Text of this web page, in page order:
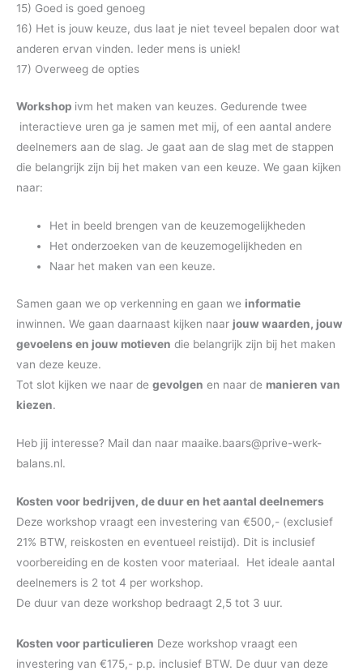
15) Goed is goed genoeg
16) Het is jouw keuze, dus laat je niet teveel bepalen door wat
anderen ervan vinden. Ieder mens is uniek!
17) Overweeg de opties
Workshop ivm het maken van keuzes. Gedurende twee
interactieve uren ga je samen met mij, of een aantal andere
deelnemers aan de slag. Je gaat aan de slag met de stappen
die belangrijk zijn bij het maken van een keuze. We gaan kijken
naar:
Het in beeld brengen van de keuzemogelijkheden
Het onderzoeken van de keuzemogelijkheden en
Naar het maken van een keuze.
Samen gaan we op verkenning en gaan we informatie
inwinnen. We gaan daarnaast kijken naar jouw waarden, jouw
gevoelens en jouw motieven die belangrijk zijn bij het maken
van deze keuze.
Tot slot kijken we naar de gevolgen en naar de manieren van
kiezen.
Heb jij interesse? Mail dan naar maaike.baars@prive-werk-
balans.nl.
Kosten voor bedrijven, de duur en het aantal deelnemers
Deze workshop vraagt een investering van €500,- (exclusief
21% BTW, reiskosten en eventueel reistijd). Dit is inclusief
voorbereiding en de kosten voor materiaal. Het ideale aantal
deelnemers is 2 tot 4 per workshop.
De duur van deze workshop bedraagt 2,5 tot 3 uur.
Kosten voor particulieren Deze workshop vraagt een
investering van €175,- p.p. inclusief BTW. De duur van deze